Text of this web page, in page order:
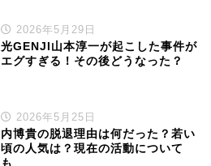
2026年5月29日
光GENJI山本淳一が起こした事件が
エグすぎる！その後どうなった？
2026年5月25日
内博貴の脱退理由は何だった？若い
頃の人気は？現在の活動について
も